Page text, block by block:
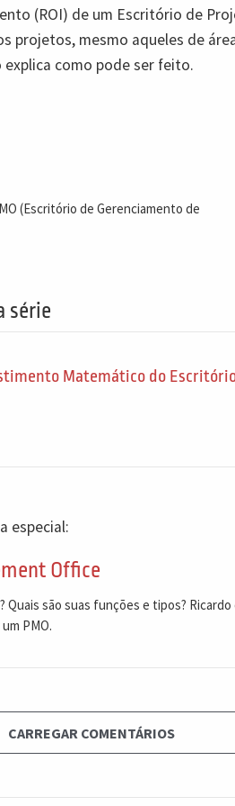
(ROI) de um Escritório de
projetos, mesmo aqueles de
explica como pode ser feito.
(Escritório de Gerenciamento de
série
Matemático do
especial:
Office
são suas funções e tipos?
PMO.
CARREGAR COMENTÁRIOS